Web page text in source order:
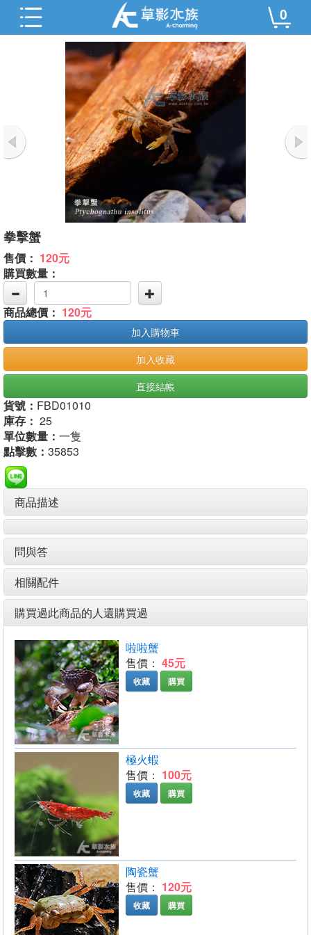
0
拳擊蟹
售價： 120元
購買數量：
商品總價： 120元
加入購物車
加入收藏
直接結帳
貨號： FBD01010
庫存： 25
單位數量： 一隻
點擊數： 35853
商品描述
問與答
相關配件
購買過此商品的人還購買過
啦啦蟹
售價： 45元
收藏 購買
極火蝦
售價： 100元
收藏 購買
陶瓷蟹
售價： 120元
收藏 購買